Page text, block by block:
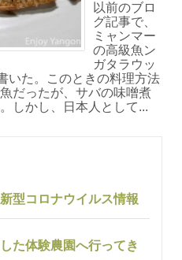
以前のブロ
グ記事で、
ミャンマー
の高級魚ン
ガタラウッ
た。このときの料理方法
だったが、サバの味噌煮
しかし、日本人として...
型コロナウイルス情報
た体験農園へ行ってき